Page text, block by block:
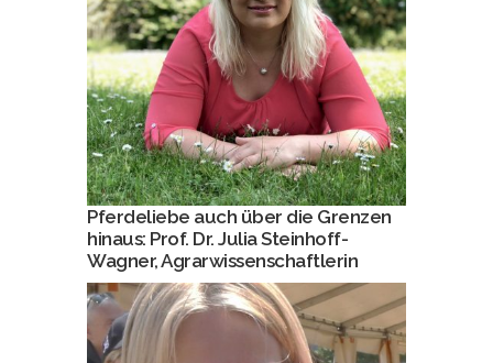
Pferdeliebe auch über die Grenzen
hinaus: Prof. Dr. Julia Steinhoff-
Wagner, Agrarwissenschaftlerin